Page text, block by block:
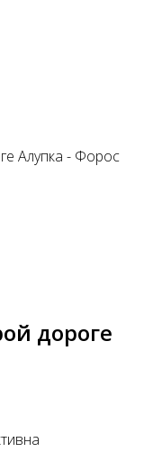
Алупка - Форос
дороге